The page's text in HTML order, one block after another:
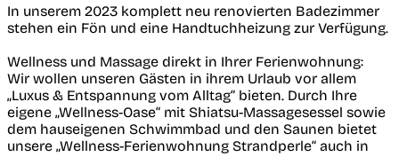
In unserem 2023 komplett neu renovierten Badezimmer
stehen ein Fön und eine Handtuchheizung zur Verfügung.
Wellness und Massage direkt in Ihrer Ferienwohnung:
Wir wollen unseren Gästen in ihrem Urlaub vor allem
„Luxus & Entspannung vom Alltag“ bieten. Durch Ihre
eigene „Wellness-Oase“ mit Shiatsu-Massagesessel sowie
dem hauseigenen Schwimmbad und den Saunen bietet
unsere „Wellness-Ferienwohnung Strandperle“ auch in